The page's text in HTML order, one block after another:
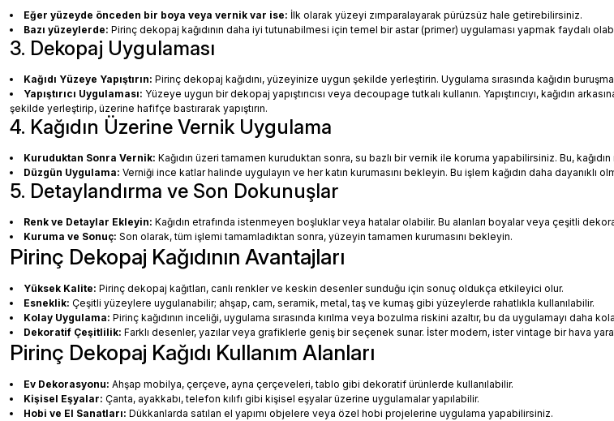
Eğer yüzeyde önceden bir boya veya vernik var ise: İlk olarak yüzeyi zımparalayarak pürüzsüz hale getirebilirsiniz.
Bazı yüzeylerde: Pirinç dekopaj kağıdının daha iyi tutunabilmesi için temel bir astar (primer) uygulaması yapmak faydalı
3. Dekopaj Uygulaması
Kağıdı Yüzeye Yapıştırın: Pirinç dekopaj kağıdını, yüzeyinize uygun şekilde yerleştirin. Uygulama sırasında kağıdın
Yapıştırıcı Uygulaması: Yüzeye uygun bir dekopaj yapıştırıcısı veya decoupage tutkalı kullanın. Yapıştırıcıyı, kağıdın
şekilde yerleştirip, üzerine hafifçe bastırarak yapıştırın.
4. Kağıdın Üzerine Vernik Uygulama
Kuruduktan Sonra Vernik: Kağıdın üzeri tamamen kuruduktan sonra, su bazlı bir vernik ile koruma yapabilirsiniz. Bu,
Düzgün Uygulama: Verniği ince katlar halinde uygulayın ve her katın kurumasını bekleyin. Bu işlem kağıdın daha dayanıklı
5. Detaylandırma ve Son Dokunuşlar
Renk ve Detaylar Ekleyin: Kağıdın etrafında istenmeyen boşluklar veya hatalar olabilir. Bu alanları boyalar veya çeşitli
Kuruma ve Sonuç: Son olarak, tüm işlemi tamamladıktan sonra, yüzeyin tamamen kurumasını bekleyin.
Pirinç Dekopaj Kağıdının Avantajları
Yüksek Kalite: Pirinç dekopaj kağıtları, canlı renkler ve keskin desenler sunduğu için sonuç oldukça etkileyici olur.
Esneklik: Çeşitli yüzeylere uygulanabilir; ahşap, cam, seramik, metal, taş ve kumaş gibi yüzeylerde rahatlıkla kullanılabilir.
Kolay Uygulama: Pirinç kağıdının inceliği, uygulama sırasında kırılma veya bozulma riskini azaltır, bu da uygulamayı daha
Dekoratif Çeşitlilik: Farklı desenler, yazılar veya grafiklerle geniş bir seçenek sunar. İster modern, ister vintage bir hava
Pirinç Dekopaj Kağıdı Kullanım Alanları
Ev Dekorasyonu: Ahşap mobilya, çerçeve, ayna çerçeveleri, tablo gibi dekoratif ürünlerde kullanılabilir.
Kişisel Eşyalar: Çanta, ayakkabı, telefon kılıfı gibi kişisel eşyalar üzerine uygulamalar yapılabilir.
Hobi ve El Sanatları: Dükkanlarda satılan el yapımı objelere veya özel hobi projelerine uygulama yapabilirsiniz.